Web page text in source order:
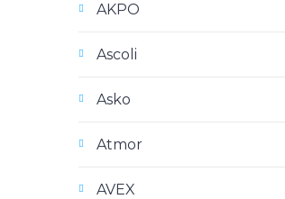
AKPO
Ascoli
Asko
Atmor
AVEX